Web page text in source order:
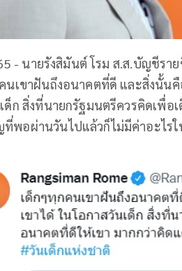
- นายรังสิมันต์ โรม ส.ส.บัญชีรา
นเขาฝันถึงอนาคตที่ดี และสิ่งนั้น
ด็ก สิ่งที่นายกรัฐมนตรีควรคิดเพื่
พอผ่านวันไปแล้วก็ไม่มีค่าอะไร